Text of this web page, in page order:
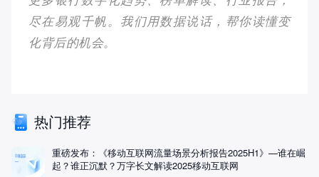
尽在易观千帆。我们用数据说话，帮你读懂变
化背后的机会。
热门推荐
重磅发布：《移动互联网流量场景分析报告2025H1》—谁在崛
起？谁正沉默？万字长文解读2025移动互联网